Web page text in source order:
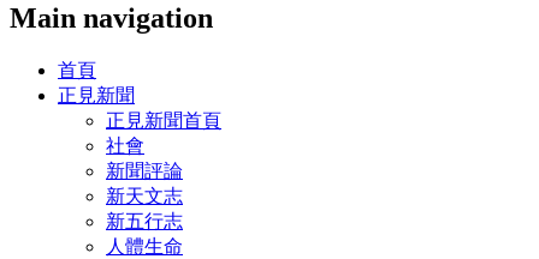
Main navigation
首頁
正見新聞
正見新聞首頁
社會
新聞評論
新天文志
新五行志
人體生命